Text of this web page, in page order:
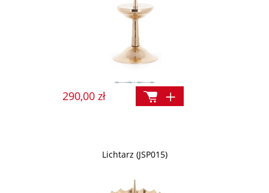
290,00 zł
Lichtarz (JSP015)